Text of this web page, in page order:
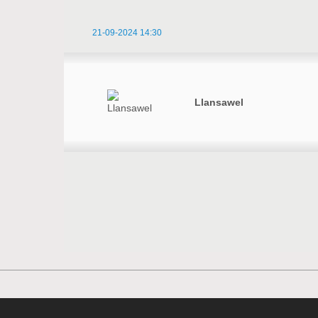
21-09-2024 14:30
Llansawel